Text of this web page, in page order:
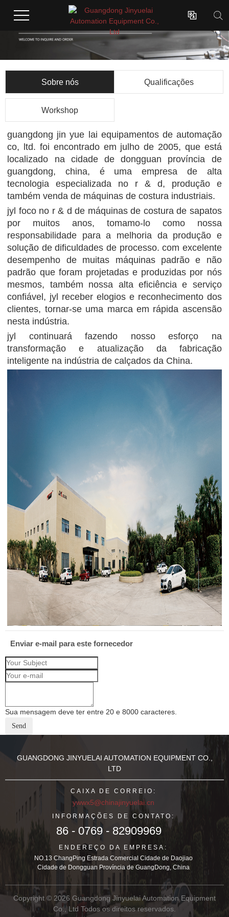

Sobre nós Qualificações
Workshop
guangdong jin yue lai equipamentos de automação
co, ltd. foi encontrado em julho de 2005, que está
localizado na cidade de dongguan província de
guangdong, china, é uma empresa de alta
tecnologia especializada no r & d, produção e
também venda de máquinas de costura industriais.
jyl foco no r & d de máquinas de costura de sapatos
por muitos anos, tomamo-lo como nossa
responsabilidade para a melhoria da produção e
solução de dificuldades de processo. com excelente
desempenho de muitas máquinas padrão e não
padrão que foram projetadas e produzidas por nós
mesmos, também nossa alta eficiência e serviço
confiável, jyl receber elogios e reconhecimento dos
clientes, tornar-se uma marca em rápida ascensão
nesta indústria.
jyl continuará fazendo nosso esforço na
transformação e atualização da fabricação
inteligente na indústria de calçados da China.
Enviar e-mail para este fornecedor
Sua mensagem deve ter entre 20 e 8000 caracteres.
GUANGDONG JINYUELAI AUTOMATION EQUIPMENT CO.,
LTD
CAIXA DE CORREIO:
ywwx5@chinajinyuelai.cn
INFORMAÇÕES DE CONTATO:
86 - 0769 - 82909969
ENDEREÇO DA EMPRESA:
NO.13 ChangPing Estrada Comercial Cidade de Daojiao
Cidade de Dongguan Província de GuangDong, China
Copyright © 2026 Guangdong Jinyuelai Automation Equipment
Co., Ltd Todos os direitos reservados.